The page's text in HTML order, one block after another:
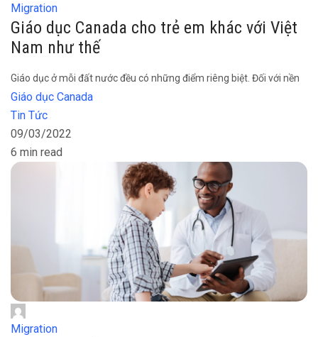
Migration
Giáo dục Canada cho trẻ em khác với Việt
Nam như thế
Giáo dục ở mỗi đất nước đều có những điểm riêng biệt. Đối với nền
Giáo dục Canada
Tin Tức
09/03/2022
6 min read
Migration